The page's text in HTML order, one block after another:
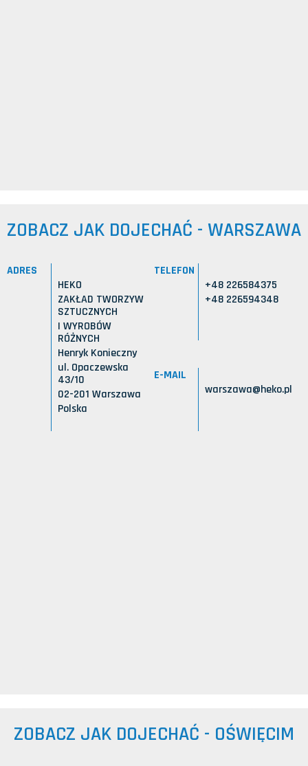
ZOBACZ JAK DOJECHAĆ - WARSZAWA
ADRES
HEKO
ZAKŁAD TWORZYW
SZTUCZNYCH
I WYROBÓW
RÓŻNYCH
Henryk Konieczny
ul. Opaczewska
43/10
02-201 Warszawa
Polska
TELEFON
+48 226584375
+48 226594348
E-MAIL
warszawa@heko.pl
ZOBACZ JAK DOJECHAĆ - OŚWIĘCIM